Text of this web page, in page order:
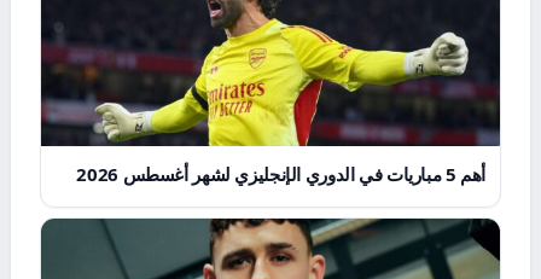
أهم 5 مباريات في الدوري الإنجليزي لشهر أغسطس 2026